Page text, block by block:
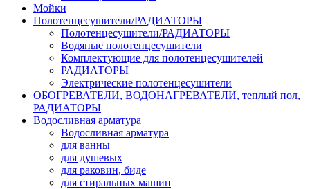
Мойки
Полотенцесушители/РАДИАТОРЫ
Полотенцесушители/РАДИАТОРЫ
Водяные полотенцесушители
Комплектующие для полотенцесушителей
РАДИАТОРЫ
Электрические полотенцесушители
ОБОГРЕВАТЕЛИ, ВОДОНАГРЕВАТЕЛИ, теплый пол,
РАДИАТОРЫ
Водосливная арматура
Водосливная арматура
для ванны
для душевых
для раковин, биде
для стиральных машин